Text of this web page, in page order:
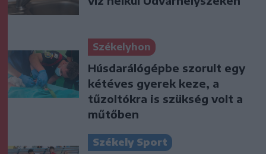
Székelyhon
Húsdarálógépbe szorult egy
kétéves gyerek keze, a
tűzoltókra is szükség volt a
műtőben
Székely Sport